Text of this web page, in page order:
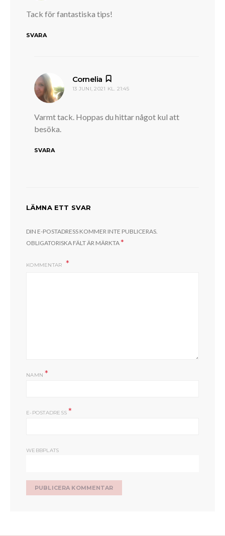
Tack för fantastiska tips!
SVARA
Cornelia skriver:
13 JUNI, 2021 KL. 21:45
Varmt tack. Hoppas du hittar något kul att
besöka.
SVARA
LÄMNA ETT SVAR
DIN E-POSTADRESS KOMMER INTE PUBLICERAS.
OBLIGATORISKA FÄLT ÄR MÄRKTA*
KOMMENTAR
NAMN*
E-POSTADRESS*
WEBBPLATS